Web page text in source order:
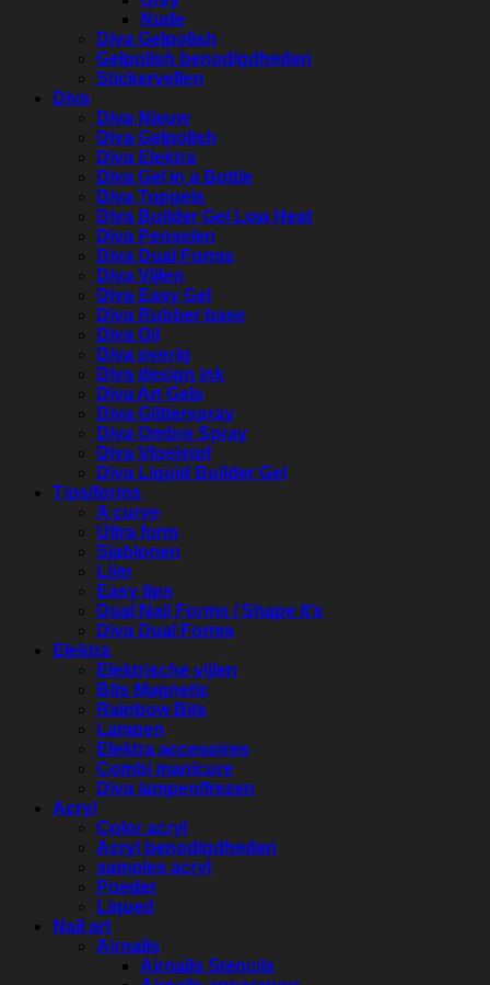
Nude
Diva Gelpolish
Gelpolish benodigdheden
Stickervellen
Diva
Diva Nieuw
Diva Gelpolish
Diva Elektra
Diva Gel in a Bottle
Diva Topgels
Diva Builder Gel Low Heat
Diva Penselen
Diva Dual Forms
Diva Vijlen
Diva Easy Gel
Diva Rubber base
Diva Oil
Diva overig
Diva design ink
Diva Art Gels
Diva Glitterspray
Diva Ombre Spray
Diva Vloeistof
Diva Liquid Builder Gel
Tips/forms
A curve
Ultra form
Sjablonen
Lijm
Easy tips
Dual Nail Forms / Shape It’s
Diva Dual Forms
Elektra
Elektrische vijlen
Bits Magnetic
Rainbow Bits
Lampen
Elektra accesoires
Combi manicure
Diva lampen/frezen
Acryl
Color acryl
Acryl benodigdheden
samples acryl
Poeder
Liqued
Nail art
Airnails
Airnails Stencils